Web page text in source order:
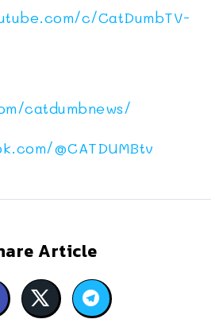
c/CatDumbTV-
catdumbnews/
@CATDUMBtv
Article